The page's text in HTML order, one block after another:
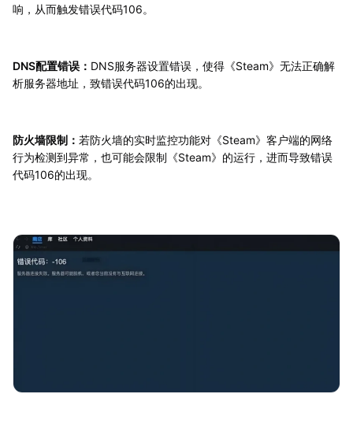
响，从而触发错误代码106。
DNS配置错误： DNS服务器设置错误，使得《Steam》无法正确解
析服务器地址，致错误代码106的出现。
防火墙限制： 若防火墙的实时监控功能对《Steam》客户端的网络
行为检测到异常，也可能会限制《Steam》的运行，进而导致错误
代码106的出现。